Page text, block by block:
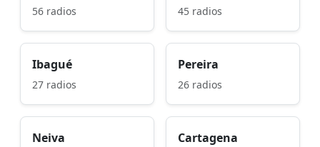
56 radios 45 radios
Ibagué
27 radios
Pereira
26 radios
Neiva Cartagena